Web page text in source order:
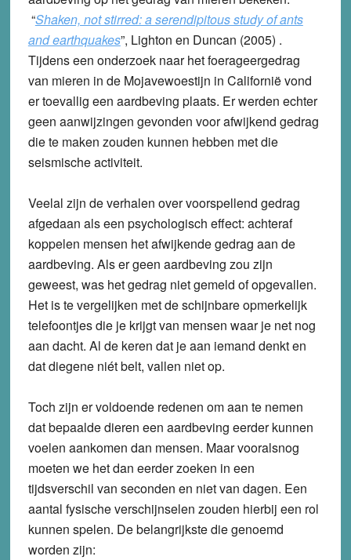
“Shaken, not stirred: a serendipitous study of ants
and earthquakes”, Lighton en Duncan (2005) .
Tijdens een onderzoek naar het foerageergedrag
van mieren in de Mojavewoestijn in Californië vond
er toevallig een aardbeving plaats. Er werden echter
geen aanwijzingen gevonden voor afwijkend gedrag
die te maken zouden kunnen hebben met die
seismische activiteit.
Veelal zijn de verhalen over voorspellend gedrag
afgedaan als een psychologisch effect: achteraf
koppelen mensen het afwijkende gedrag aan de
aardbeving. Als er geen aardbeving zou zijn
geweest, was het gedrag niet gemeld of opgevallen.
Het is te vergelijken met de schijnbare opmerkelijk
telefoontjes die je krijgt van mensen waar je net nog
aan dacht. Al de keren dat je aan iemand denkt en
dat diegene niét belt, vallen niet op.
Toch zijn er voldoende redenen om aan te nemen
dat bepaalde dieren een aardbeving eerder kunnen
voelen aankomen dan mensen. Maar vooralsnog
moeten we het dan eerder zoeken in een
tijdsverschil van seconden en niet van dagen. Een
aantal fysische verschijnselen zouden hierbij een rol
kunnen spelen. De belangrijkste die genoemd
worden zijn: